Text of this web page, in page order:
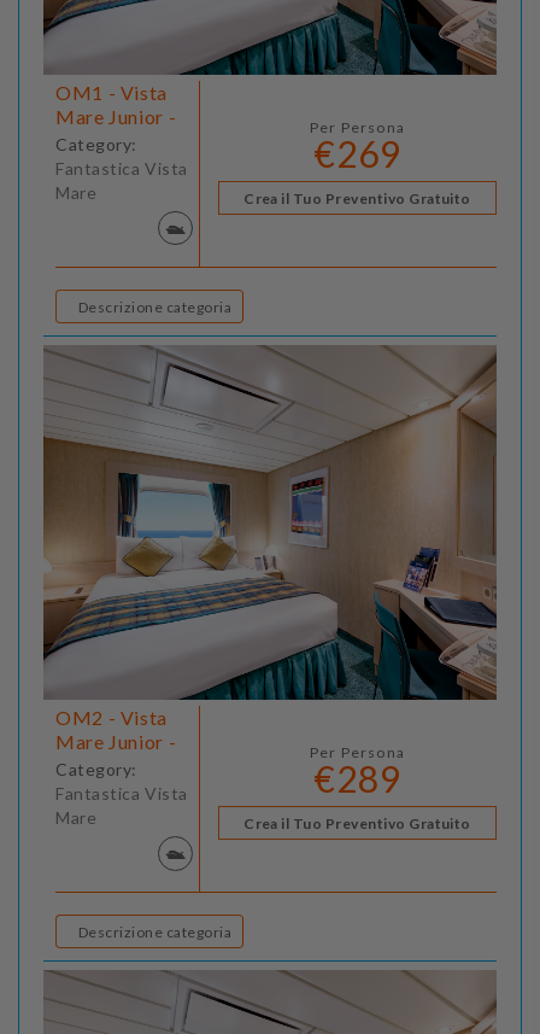
OM1 - Vista
Mare Junior -
Category:
Fantastica Vista
Mare
Per Persona
€269
Crea il Tuo Preventivo Gratuito
Descrizione categoria
OM2 - Vista
Mare Junior -
Category:
Fantastica Vista
Mare
Per Persona
€289
Crea il Tuo Preventivo Gratuito
Descrizione categoria